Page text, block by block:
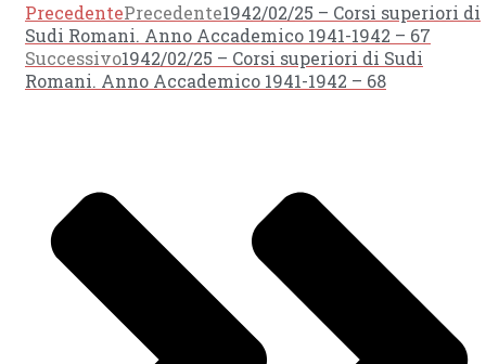
PrecedentePrecedente1942/02/25 – Corsi superiori di
Sudi Romani. Anno Accademico 1941-1942 – 67
Successivo1942/02/25 – Corsi superiori di Sudi
Romani. Anno Accademico 1941-1942 – 68